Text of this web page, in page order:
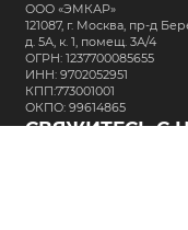
ООО «ЭМКАР»
121087, г. Москва, пр-д
д. 5А, к. 1, помещ. 3А/4
ОГРН: 1237700085655
ИНН: 9702052951
КПП:773001001
ОКПО: 99614865
СВЯЖИТЕСЬ С